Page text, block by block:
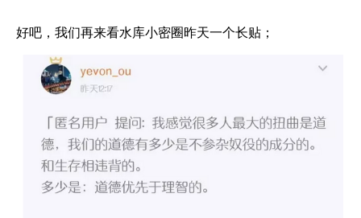
好吧，我们再来看水库小密圈昨天一个长贴；